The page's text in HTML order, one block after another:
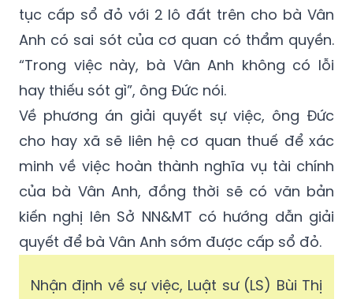
tục cấp sổ đỏ với 2 lô đất trên cho bà Vân
Anh có sai sót của cơ quan có thẩm quyền.
“Trong việc này, bà Vân Anh không có lỗi
hay thiếu sót gì”, ông Đức nói.
Về phương án giải quyết sự việc, ông Đức
cho hay xã sẽ liên hệ cơ quan thuế để xác
minh về việc hoàn thành nghĩa vụ tài chính
của bà Vân Anh, đồng thời sẽ có văn bản
kiến nghị lên Sở NN&MT có hướng dẫn giải
quyết để bà Vân Anh sớm được cấp sổ đỏ.
Nhận định về sự việc, Luật sư (LS) Bùi Thị